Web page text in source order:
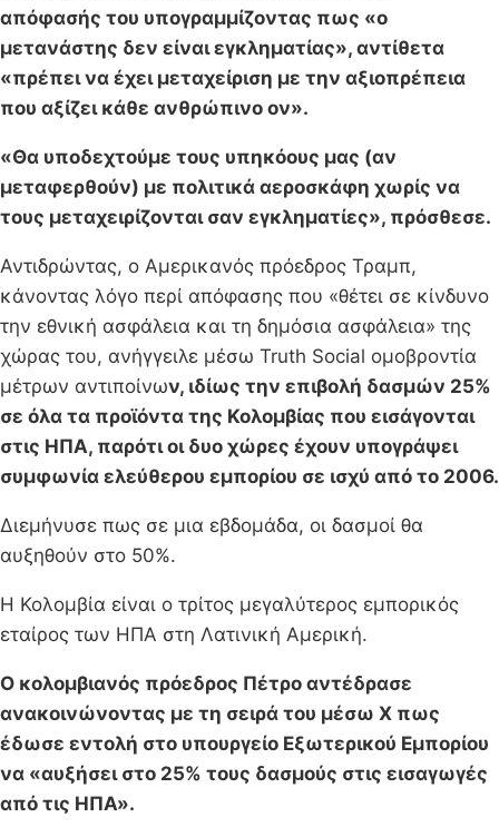
απόφασής του υπογραμμίζοντας πως «ο
μετανάστης δεν είναι εγκληματίας», αντίθετα
«πρέπει να έχει μεταχείριση με την αξιοπρέπεια
που αξίζει κάθε ανθρώπινο ον».
«Θα υποδεχτούμε τους υπηκόους μας (αν
μεταφερθούν) με πολιτικά αεροσκάφη χωρίς να
τους μεταχειρίζονται σαν εγκληματίες», πρόσθεσε.
Αντιδρώντας, ο Αμερικανός πρόεδρος Τραμπ,
κάνοντας λόγο περί απόφασης που «θέτει σε κίνδυνο
την εθνική ασφάλεια και τη δημόσια ασφάλεια» της
χώρας του, ανήγγειλε μέσω Truth Social ομοβροντία
μέτρων αντιποίνων, ιδίως την επιβολή δασμών 25%
σε όλα τα προϊόντα της Κολομβίας που εισάγονται
στις ΗΠΑ, παρότι οι δυο χώρες έχουν υπογράψει
συμφωνία ελεύθερου εμπορίου σε ισχύ από το 2006.
Διεμήνυσε πως σε μια εβδομάδα, οι δασμοί θα
αυξηθούν στο 50%.
Η Κολομβία είναι ο τρίτος μεγαλύτερος εμπορικός
εταίρος των ΗΠΑ στη Λατινική Αμερική.
Ο κολομβιανός πρόεδρος Πέτρο αντέδρασε
ανακοινώνοντας με τη σειρά του μέσω X πως
έδωσε εντολή στο υπουργείο Εξωτερικού Εμπορίου
να «αυξήσει στο 25% τους δασμούς στις εισαγωγές
από τις ΗΠΑ».